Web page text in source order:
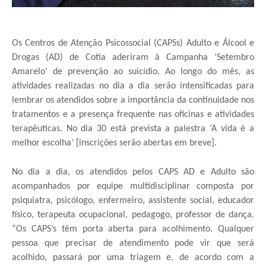
Os Centros de Atenção Psicossocial (CAPSs) Adulto e Álcool e
Drogas (AD) de Cotia aderiram à Campanha ‘Setembro
Amarelo’ de prevenção ao suicídio. Ao longo do mês, as
atividades realizadas no dia a dia serão intensificadas para
lembrar os atendidos sobre a importância da continuidade nos
tratamentos e a presença frequente nas oficinas e atividades
terapêuticas. No dia 30 está prevista a palestra ‘A vida é a
melhor escolha’ [inscrições serão abertas em breve].
No dia a dia, os atendidos pelos CAPS AD e Adulto são
acompanhados por equipe multidisciplinar composta por
psiquiatra, psicólogo, enfermeiro, assistente social, educador
físico, terapeuta ocupacional, pedagogo, professor de dança.
“Os CAPS’s têm porta aberta para acolhimento. Qualquer
pessoa que precisar de atendimento pode vir que será
acolhido, passará por uma triagem e, de acordo com a